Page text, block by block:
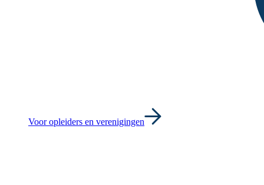
Voor opleiders en verenigingen